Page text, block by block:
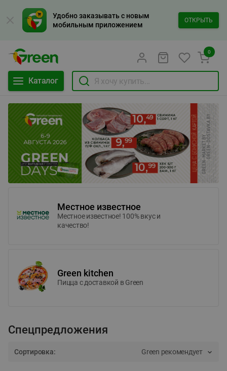
Удобно заказывать с новым
мобильным приложением
ОТКРЫТЬ
Каталог
0
Местное известное
Местное известное! 100% вкус и
качество!
Green kitchen
Пицца c доставкой в Green
Спецпредложения
Сортировка: Green рекомендует